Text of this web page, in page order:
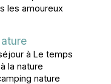
les amoureux
à Le temps
la nature
nature